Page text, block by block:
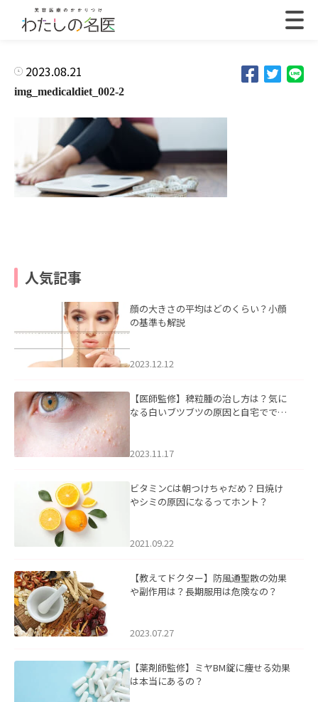
2023.08.21
img_medicaldiet_002-2
人気記事
顔の大きさの平均はどのくらい？小顔
の基準も解説
2023.12.12
【医師監修】稗粒腫の治し方は？気に
なる白いブツブツの原因と自宅ででき
2023.11.17
ビタミンCは朝つけちゃだめ？日焼け
やシミの原因になるってホント？
2021.09.22
【教えてドクター】防風通聖散の効果
や副作用は？長期服用は危険なの？
2023.07.27
【薬剤師監修】ミヤBM錠に痩せる効果
は本当にあるの？